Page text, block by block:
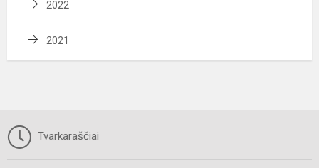
2022
2021
Tvarkaraščiai